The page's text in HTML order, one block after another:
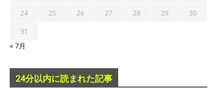
24
25 26 27 28 29
30
31
« 7月
24分以内に読まれた記事